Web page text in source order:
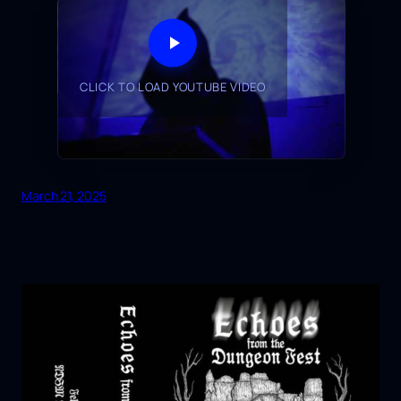
CLICK TO LOAD YOUTUBE VIDEO
March 21, 2025